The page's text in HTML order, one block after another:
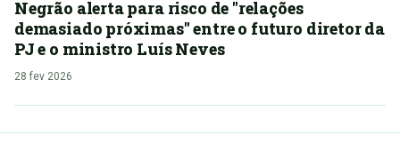
Negrão alerta para risco de "relações
demasiado próximas" entre o futuro diretor da
PJ e o ministro Luís Neves
28 fev 2026